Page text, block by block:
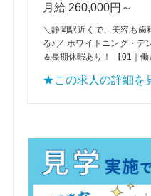
月給 260,000円～
＼静岡駅近くで、美容も歯
る♪／ ホワイトニング・
＆長期休暇あり！ 【01｜働
★この求人の詳細を